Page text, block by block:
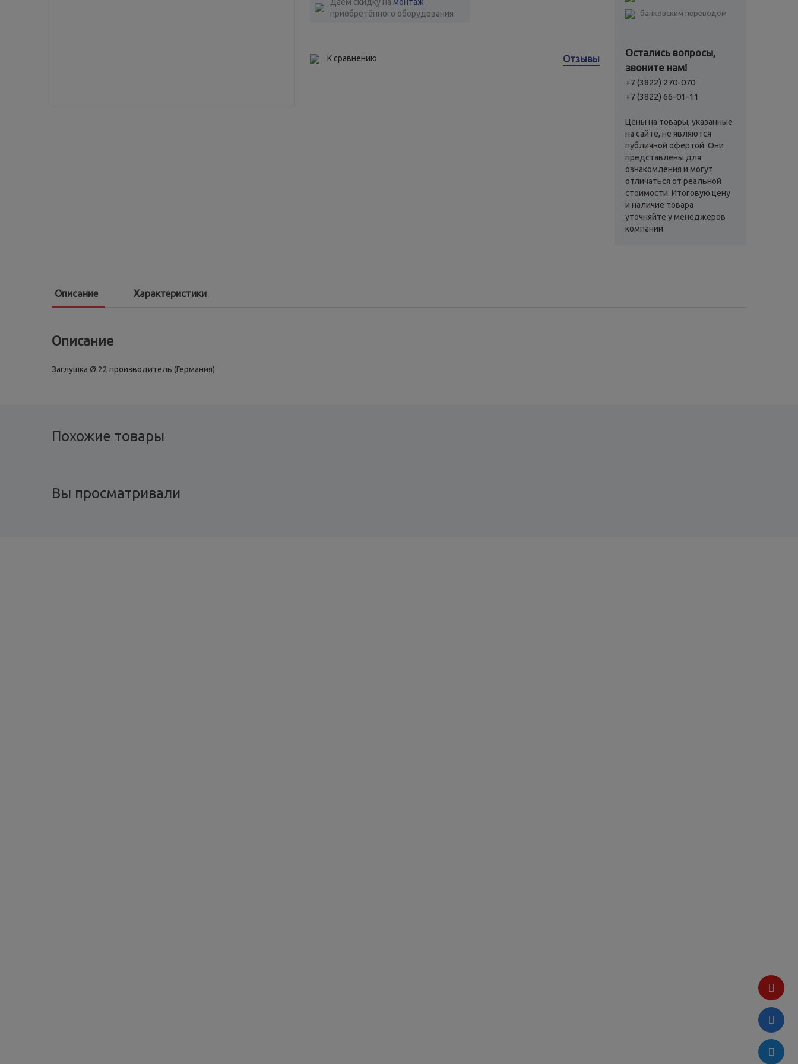
приобретённого оборудования
К сравнению Отзывы
банковским переводом
Остались вопросы,
звоните нам!
+7 (3822) 270-070
+7 (3822) 66-01-11
Цены на товары, указанные
на сайте, не являются
публичной офертой. Они
представлены для
ознакомления и могут
отличаться от реальной
стоимости. Итоговую цену
и наличие товара
уточняйте у менеджеров
компании
Описание Характеристики
Описание
Заглушка Ø 22 производитель (Германия)
Похожие товары
Вы просматривали